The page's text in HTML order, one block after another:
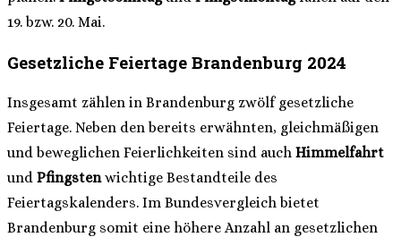
19. bzw. 20. Mai.
Gesetzliche Feiertage Brandenburg 2024
Insgesamt zählen in Brandenburg zwölf gesetzliche
Feiertage. Neben den bereits erwähnten, gleichmäßigen
und beweglichen Feierlichkeiten sind auch Himmelfahrt
und Pfingstenwichtige Bestandteile des
Feiertagskalenders. Im Bundesvergleich bietet
Brandenburg somit eine höhere Anzahl an gesetzlichen